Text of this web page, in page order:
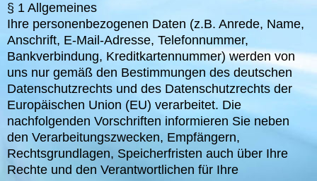
§ 1 Allgemeines
Ihre personenbezogenen Daten (z.B. Anrede, Name,
Anschrift, E-Mail-Adresse, Telefonnummer,
Bankverbindung, Kreditkartennummer) werden von
uns nur gemäß den Bestimmungen des deutschen
Datenschutzrechts und des Datenschutzrechts der
Europäischen Union (EU) verarbeitet. Die
nachfolgenden Vorschriften informieren Sie neben
den Verarbeitungszwecken, Empfängern,
Rechtsgrundlagen, Speicherfristen auch über Ihre
Rechte und den Verantwortlichen für Ihre